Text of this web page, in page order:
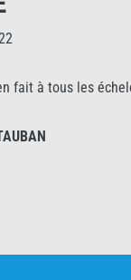
commercial,